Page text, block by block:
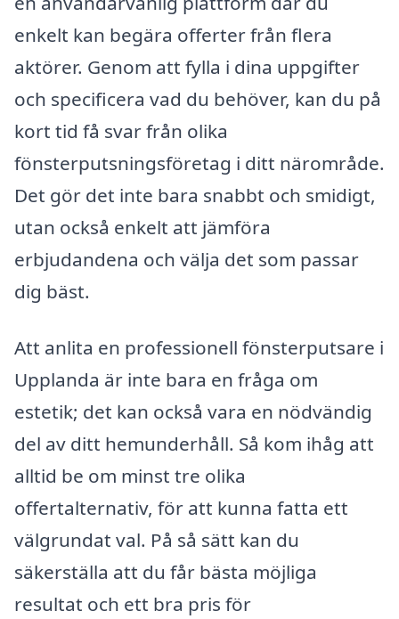
enkelt kan begära offerter från flera
aktörer. Genom att fylla i dina uppgifter
och specificera vad du behöver, kan du på
kort tid få svar från olika
fönsterputsningsföretag i ditt närområde.
Det gör det inte bara snabbt och smidigt,
utan också enkelt att jämföra
erbjudandena och välja det som passar
dig bäst.
Att anlita en professionell fönsterputsare i
Upplanda är inte bara en fråga om
estetik; det kan också vara en nödvändig
del av ditt hemunderhåll. Så kom ihåg att
alltid be om minst tre olika
offertalternativ, för att kunna fatta ett
välgrundat val. På så sätt kan du
säkerställa att du får bästa möjliga
resultat och ett bra pris för